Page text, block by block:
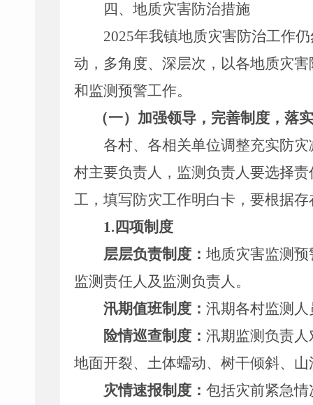
四、地质灾害防治措施
2025年我镇地质灾害防治工作
动，多角度、深层次，以各地质灾
和监测预警工作。
（一）加强领导，完善制度，落
各村、各相关单位调整充实防
村主要负责人，监测负责人要选择
工，填写防灾工作明白卡，要根据
1. 四项制度
层层负责制度： 地质灾害监测
监测责任人及监测负责人。
汛期值班制度： 汛期各村监测
险情巡查制度： 汛期监测负责
地面开裂、土体蠕动、树干倾斜、
灾情速报制度： 包括灾前紧急